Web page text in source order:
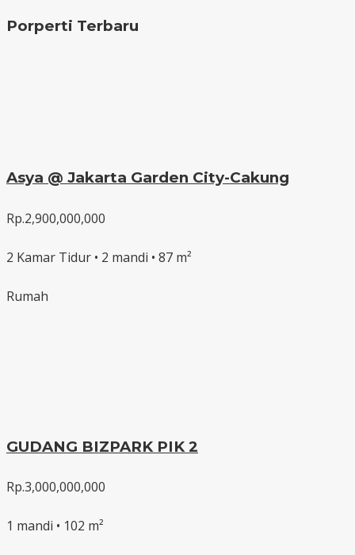
Porperti Terbaru
Asya @ Jakarta Garden City-Cakung
Rp.2,900,000,000
2 Kamar Tidur • 2 mandi • 87 m²
Rumah
GUDANG BIZPARK PIK 2
Rp.3,000,000,000
1 mandi • 102 m²